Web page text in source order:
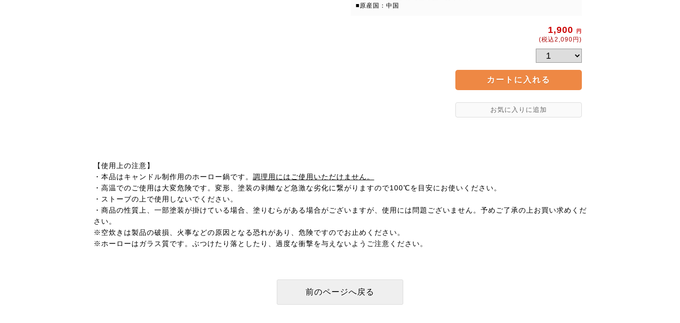
■原産国：中国
1,900 円
(税込2,090円)
【使用上の注意】
・本品はキャンドル制作用のホーロー鍋です。 調理用にはご使用いただけません。
・高温でのご使用は大変危険です。変形、塗装の剥離など急激な劣化に繋がりますので100℃を目安にお使いください。
・ストーブの上で使用しないでください。
・商品の性質上、一部塗装が掛けている場合、塗りむらがある場合がございますが、使用には問題ございません。予めご了承の上お買い求めくだ
さい。
※空炊きは製品の破損、火事などの原因となる恐れがあり、危険ですのでお止めください。
※ホーローはガラス質です。ぶつけたり落としたり、過度な衝撃を与えないようご注意ください。